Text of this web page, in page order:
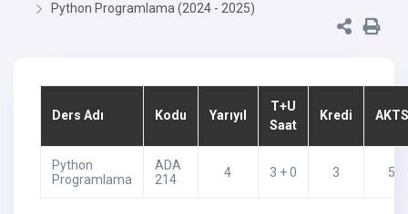
Python Programlama (2024 - 2025)
Ders Adı Kodu Yarıyıl
T+U
Saat
Kredi AKTS
Python
Programlama
ADA
214
4 3 + 0 3 5